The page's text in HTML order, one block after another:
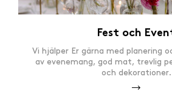
Fest och
Vi hjälper Er gärna med planering
av evenemang, god mat, trevlig
och dekorationer.